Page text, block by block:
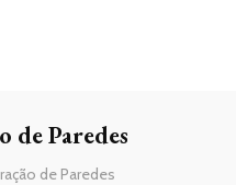
de Paredes
de Paredes